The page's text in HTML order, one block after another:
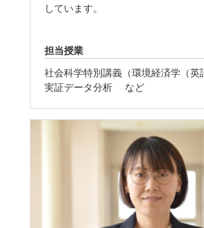
しています。
担当授業
社会科学特別講義（環境経済学（英
実証データ分析 など